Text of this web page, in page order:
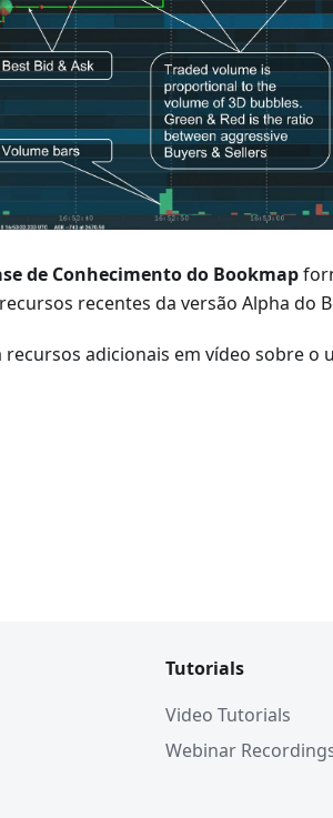
de Conhecimento do Bookmap
recentes da versão Alpha do
recursos adicionais em vídeo sobre o
Tutorials
Video Tutorials
Webinar